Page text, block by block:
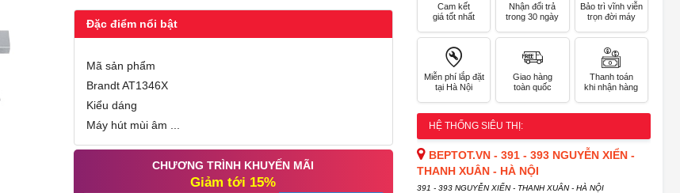
Đặc điểm nổi bật
Mã sản phẩm
Brandt AT1346X
Kiểu dáng
Máy hút mùi âm ...
CHƯƠNG TRÌNH KHUYẾN MÃI
Giảm tới 15%
Cam kết
giá tốt nhất
Nhận đổi trả
trong 30 ngày
Bảo trì vĩnh viễn
trọn đời máy
Miễn phí lắp đặt
tại Hà Nội
Giao hàng
toàn quốc
Thanh toán
khi nhận hàng
HỆ THỐNG SIÊU THỊ:
BEPTOT.VN - 391 - 393 NGUYỄN XIỂN -
THANH XUÂN - HÀ NỘI
391 - 393 NGUYỄN XIỂN - THANH XUÂN - HÀ NỘI